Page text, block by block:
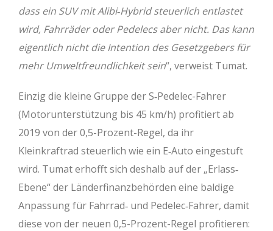
dass ein SUV mit Alibi‐Hybrid steuerlich entlastet
wird, Fahrräder oder Pedelecs aber nicht. Das kann
eigentlich nicht die Intention des Gesetzgebers für
mehr Umweltfreundlichkeit sein“, verweist Tumat.
Einzig die kleine Gruppe der S‐Pedelec-Fahrer
(Motorunterstützung bis 45 km/h) profitiert ab
2019 von der 0,5-Prozent-Regel, da ihr
Kleinkraftrad steuerlich wie ein E‐Auto eingestuft
wird. Tumat erhofft sich deshalb auf der „Erlass‐
Ebene“ der Länderfinanzbehörden eine baldige
Anpassung für Fahrrad‐ und Pedelec‐Fahrer, damit
diese von der neuen 0,5-Prozent-Regel profitieren: